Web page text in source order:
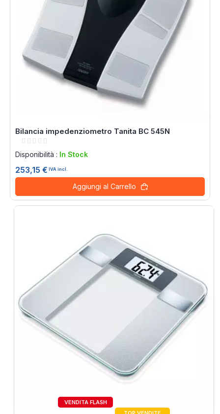
Bilancia impedenziometro Tanita BC 545N
Rating:
Disponibilità : In Stock
253,15 € IVA incl.
Aggiungi al Carrello
VENDITA FLASH